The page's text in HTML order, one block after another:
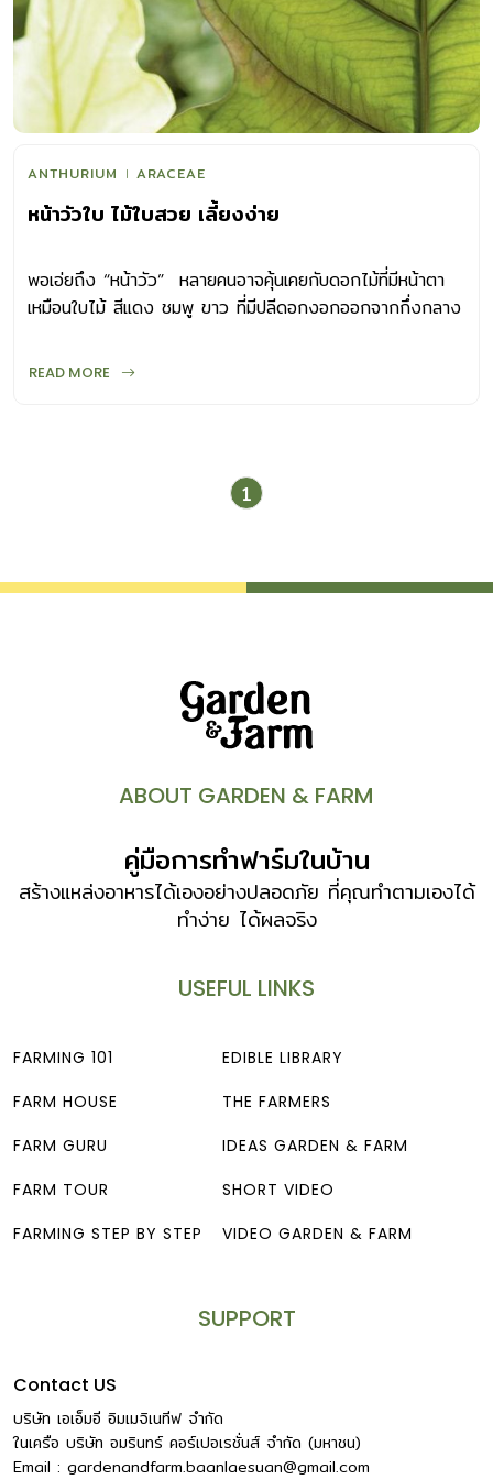
ANTHURIUM ARACEAE
หน้าวัวใบ ไม้ใบสวย เลี้ยงง่าย
พอเอ่ยถึง “หน้าวัว” หลายคนอาจคุ้นเคยกับดอกไม้ที่มีหน้าตา
เหมือนใบไม้ สีแดง ชมพู ขาว ที่มีปลีดอกงอกออกจากกึ่งกลาง
มากกว่าดอก เรียกกันว่า “หน้าวัวใบ” หน้าวัวใบมีรูปแบบใบและ
ควรมีขนาดและรูปทรงที่เหมาะกับสไตล์บ้านหรือสวนนั้น ๆเช่น
สวนสไตล์อังกฤษ สามารถนำหน้าวัวใบที่มีทรงพุ่มแผ่กว้างมา
ใบ อีกทั้งควรเลือกพรรณไม้ชนิดอื่น ๆ ที่ต้องการสภาพ
เลี้ยงไม้ประดับรุ่นบุกเบิกหลายท่าน เช่น สิทธิพร โทณวนิก อาทร
หิญชีระนันทน์ ดิลก มักอุส่าห์ และ สุรัตน์ วัณโณ ได้นำไม้
ประดับจากต่างประเทศเข้ามาปลูกเลี้ยงอย่างต่อเนื่อง หน้าวัวใบ
ที่ผ่านมา บุคคลสำคัญที่ทำให้หน้าวัวใบเป็นที่รู้จักและนำมาใช้
โณ ลักษณะทางพฤกษศาสตร์ หน้าวัวใบเป็นพืชสกุล
Anthurium […]
READ MORE
1
ABOUT GARDEN & FARM
คู่มือการทำฟาร์มในบ้าน
สร้างแหล่งอาหารได้เองอย่างปลอดภัย ที่คุณทำตามเองได้
ทำง่าย ได้ผลจริง
USEFUL LINKS
FARMING 101
FARM HOUSE
FARM GURU
FARM TOUR
FARMING STEP BY STEP
EDIBLE LIBRARY
THE FARMERS
IDEAS GARDEN & FARM
SHORT VIDEO
VIDEO GARDEN & FARM
SUPPORT
Contact US
บริษัท เอเอ็มอี อิมเมจิเนทีฟ จำกัด
ในเครือ บริษัท อมรินทร์ คอร์เปอเรชั่นส์ จำกัด (มหาชน)
Email : gardenandfarm.baanlaesuan@gmail.com